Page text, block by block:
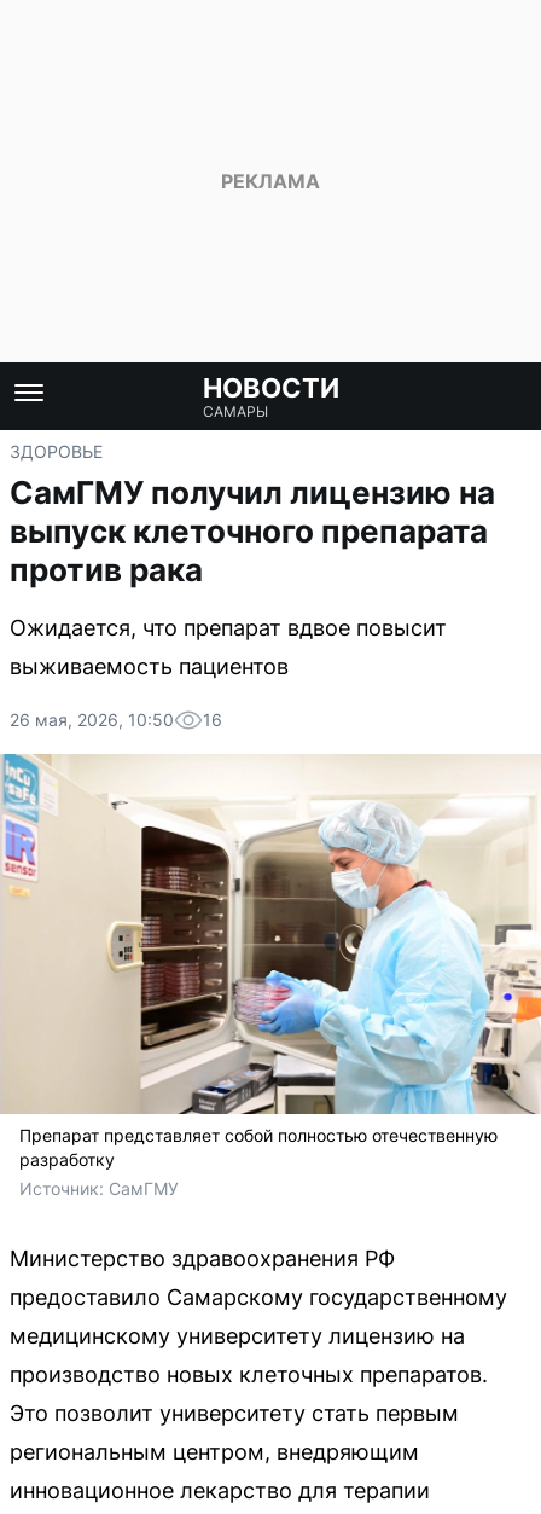
НОВОСТИ
САМАРЫ
ЗДОРОВЬЕ
СамГМУ получил лицензию на
выпуск клеточного препарата
против рака
Ожидается, что препарат вдвое повысит
выживаемость пациентов
26 мая, 2026, 10:50 16
Препарат представляет собой полностью отечественную
разработку
Источник: СамГМУ
Министерство здравоохранения РФ
предоставило Самарскому государственному
медицинскому университету лицензию на
производство новых клеточных препаратов.
Это позволит университету стать первым
региональным центром, внедряющим
инновационное лекарство для терапии